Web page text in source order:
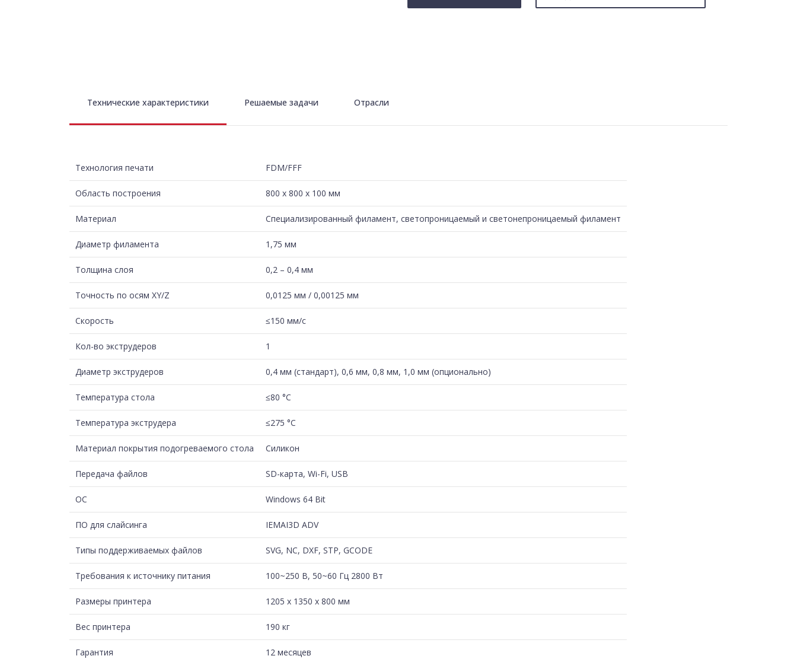
Технические характеристики Решаемые задачи Отрасли
Технология печати FDM/FFF
Область построения 800 x 800 x 100 мм
Материал Специализированный филамент, светопроницаемый и светонепроницаемый филамент
Диаметр филамента 1,75 мм
Толщина слоя 0,2 – 0,4 мм
Точность по осям XY/Z 0,0125 мм / 0,00125 мм
Скорость ≤150 мм/с
Кол-во экструдеров 1
Диаметр экструдеров 0,4 мм (стандарт), 0,6 мм, 0,8 мм, 1,0 мм (опционально)
Температура стола ≤80 °C
Температура экструдера ≤275 °C
Материал покрытия подогреваемого стола Силикон
Передача файлов SD-карта, Wi-Fi, USB
ОС Windows 64 Bit
ПО для слайсинга IEMAI3D ADV
Типы поддерживаемых файлов SVG, NC, DXF, STP, GCODE
Требования к источнику питания 100~250 В, 50~60 Гц 2800 Вт
Размеры принтера 1205 х 1350 х 800 мм
Вес принтера 190 кг
Гарантия 12 месяцев